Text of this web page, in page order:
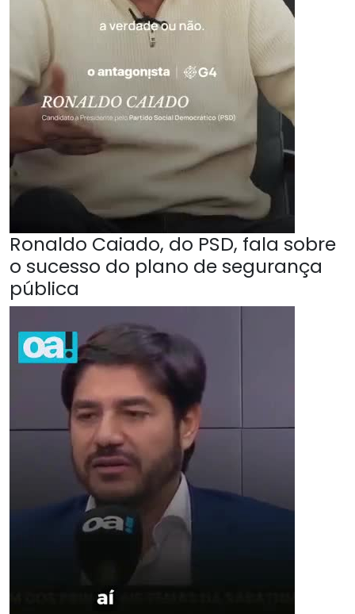
Ronaldo Caiado, do PSD, fala sobre
o sucesso do plano de segurança
pública